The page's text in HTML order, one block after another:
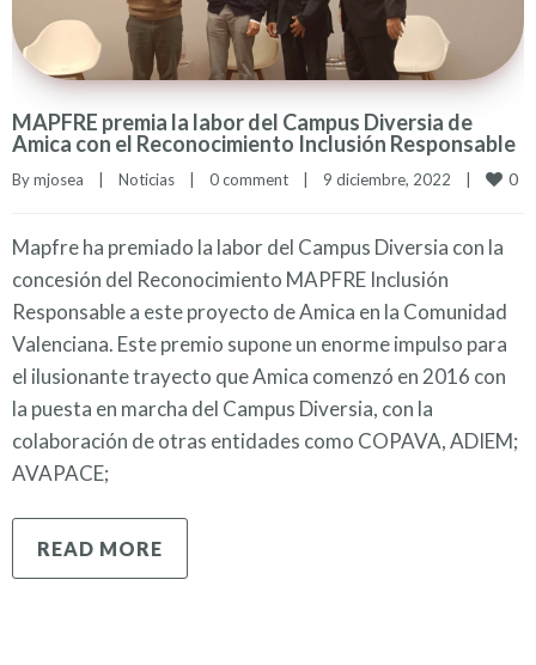
MAPFRE premia la labor del Campus Diversia de
Amica con el Reconocimiento Inclusión Responsable
By mjosea | Noticias | 0 comment | 9 diciembre, 2022 | 0
Mapfre ha premiado la labor del Campus Diversia con la
concesión del Reconocimiento MAPFRE Inclusión
Responsable a este proyecto de Amica en la Comunidad
Valenciana. Este premio supone un enorme impulso para
el ilusionante trayecto que Amica comenzó en 2016 con
la puesta en marcha del Campus Diversia, con la
colaboración de otras entidades como COPAVA, ADIEM;
AVAPACE;
READ MORE